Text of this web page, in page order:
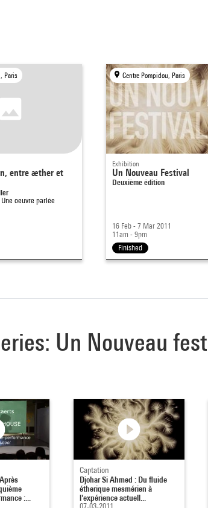
Paris
entre æther et
oeuvre parlée
Centre Pompidou, Paris
Exhibition
Un Nouveau Festival
Deuxième édition
16 Feb - 7 Mar 2011
11am - 9pm
Finished
Un Nouveau
:...
Captation
Djohar Si Ahmed : Du fluide
étherique mesmérien à
l'expérience actuell...